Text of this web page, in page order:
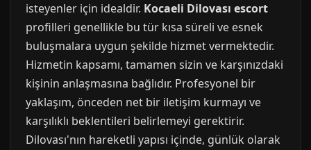
isteyenler için idealdir. Kocaeli Dilovası escort
profilleri genellikle bu tür kısa süreli ve esnek
buluşmalara uygun şekilde hizmet vermektedir.
Hizmetin kapsamı, tamamen sizin ve karşınızdaki
kişinin anlaşmasına bağlıdır. Profesyonel bir
yaklaşım, önceden net bir iletişim kurmayı ve
karşılıklı beklentileri belirlemeyi gerektirir.
Dilovası'nın hareketli yapısı içinde, günlük olarak